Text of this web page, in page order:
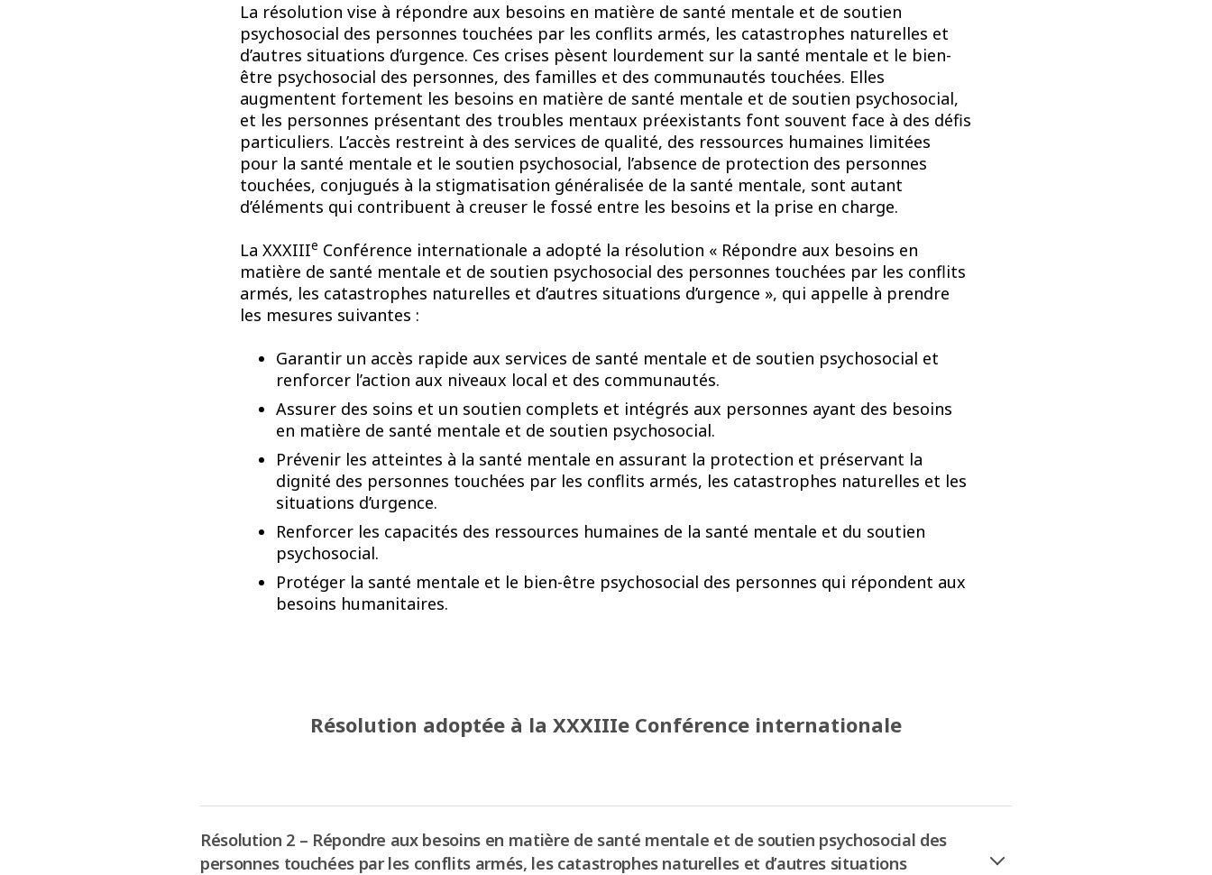
La résolution vise à répondre aux besoins en matière de santé mentale et de soutien
psychosocial des personnes touchées par les conflits armés, les catastrophes naturelles et
d’autres situations d’urgence. Ces crises pèsent lourdement sur la santé mentale et le bien-
être psychosocial des personnes, des familles et des communautés touchées. Elles
augmentent fortement les besoins en matière de santé mentale et de soutien psychosocial,
et les personnes présentant des troubles mentaux préexistants font souvent face à des défis
particuliers. L’accès restreint à des services de qualité, des ressources humaines limitées
pour la santé mentale et le soutien psychosocial, l’absence de protection des personnes
touchées, conjugués à la stigmatisation généralisée de la santé mentale, sont autant
d’éléments qui contribuent à creuser le fossé entre les besoins et la prise en charge.
La XXXIIIe Conférence internationale a adopté la résolution « Répondre aux besoins en
matière de santé mentale et de soutien psychosocial des personnes touchées par les conflits
armés, les catastrophes naturelles et d’autres situations d’urgence », qui appelle à prendre
les mesures suivantes :
Garantir un accès rapide aux services de santé mentale et de soutien psychosocial et
renforcer l’action aux niveaux local et des communautés.
Assurer des soins et un soutien complets et intégrés aux personnes ayant des besoins
en matière de santé mentale et de soutien psychosocial.
Prévenir les atteintes à la santé mentale en assurant la protection et préservant la
dignité des personnes touchées par les conflits armés, les catastrophes naturelles et les
situations d’urgence.
Renforcer les capacités des ressources humaines de la santé mentale et du soutien
psychosocial.
Protéger la santé mentale et le bien-être psychosocial des personnes qui répondent aux
besoins humanitaires.
Résolution adoptée à la XXXIIIe Conférence internationale
Résolution 2 – Répondre aux besoins en matière de santé mentale et de soutien psychosocial des
personnes touchées par les conflits armés, les catastrophes naturelles et d’autres situations